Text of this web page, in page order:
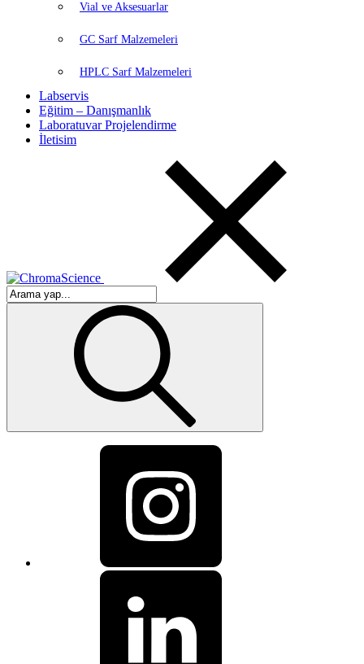
Vial ve Aksesuarlar
GC Sarf Malzemeleri
HPLC Sarf Malzemeleri
Labservis
Eğitim – Danışmanlık
Laboratuvar Projelendirme
İletisim